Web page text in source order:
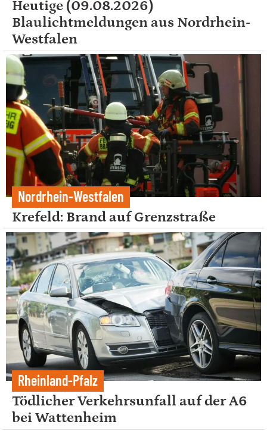
Heutige (09.08.2026)
Blaulichtmeldungen aus Nordrhein-
Westfalen
Nordrhein-Westfalen
Krefeld: Brand auf Grenzstraße
Rheinland-Pfalz
Tödlicher Verkehrsunfall auf der A6
bei Wattenheim